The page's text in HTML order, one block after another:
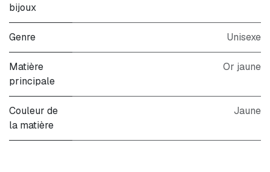
bijoux
Genre Unisexe
Matière
principale
Or jaune
Couleur de
la matière
Jaune